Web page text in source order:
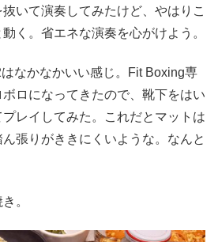
いて演奏してみたけど、やはりこ
く。省エネな演奏を心がけよう。
なかなかいい感じ。Fit Boxing専
ロになってきたので、靴下をはい
レイしてみた。これだとマットは
張りがききにくいような。なんと
。